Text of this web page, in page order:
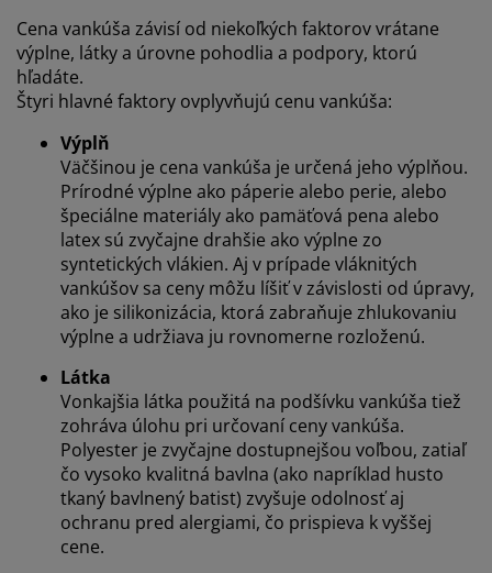
Cena vankúša závisí od niekoľkých faktorov vrátane
výplne, látky a úrovne pohodlia a podpory, ktorú
hľadáte.
Štyri hlavné faktory ovplyvňujú cenu vankúša:
Výplň
Väčšinou je cena vankúša je určená jeho výplňou.
Prírodné výplne ako páperie alebo perie, alebo
špeciálne materiály ako pamäťová pena alebo
latex sú zvyčajne drahšie ako výplne zo
syntetických vlákien. Aj v prípade vláknitých
vankúšov sa ceny môžu líšiť v závislosti od úpravy,
ako je silikonizácia, ktorá zabraňuje zhlukovaniu
výplne a udržiava ju rovnomerne rozloženú.
Látka
Vonkajšia látka použitá na podšívku vankúša tiež
zohráva úlohu pri určovaní ceny vankúša.
Polyester je zvyčajne dostupnejšou voľbou, zatiaľ
čo vysoko kvalitná bavlna (ako napríklad husto
tkaný bavlnený batist) zvyšuje odolnosť aj
ochranu pred alergiami, čo prispieva k vyššej
cene.